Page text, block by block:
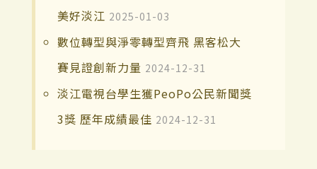
美好淡江 2025-01-03
數位轉型與淨零轉型齊飛 黑客松大
賽見證創新力量 2024-12-31
淡江電視台學生獲PeoPo公民新聞獎
3獎 歷年成績最佳 2024-12-31